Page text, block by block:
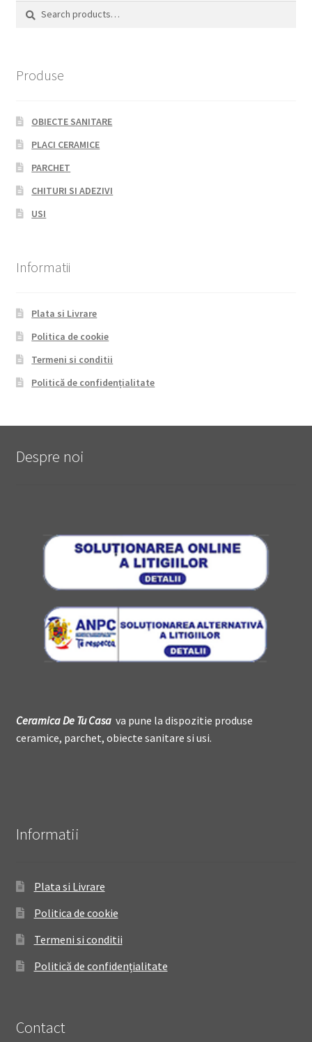
Search
Search
Produse
OBIECTE SANITARE
PLACI CERAMICE
PARCHET
CHITURI SI ADEZIVI
USI
Informatii
Plata si Livrare
Politica de cookie
Termeni si conditii
Politică de confidențialitate
Despre noi
Ceramica DeTu Casava pune la dispozitie produse
ceramice, parchet, obiecte sanitare si usi.
Informatii
Plata si Livrare
Politica de cookie
Termeni si conditii
Politică de confidențialitate
Contact